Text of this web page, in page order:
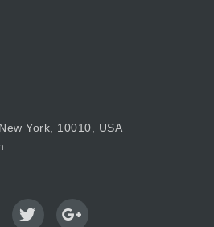
York, 10010, USA